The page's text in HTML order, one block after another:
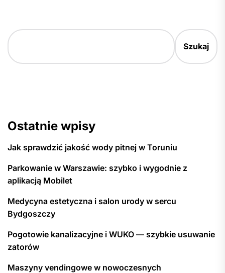
Szukaj
Ostatnie wpisy
Jak sprawdzić jakość wody pitnej w Toruniu
Parkowanie w Warszawie: szybko i wygodnie z
aplikacją Mobilet
Medycyna estetyczna i salon urody w sercu
Bydgoszczy
Pogotowie kanalizacyjne i WUKO — szybkie usuwanie
zatorów
Maszyny vendingowe w nowoczesnych